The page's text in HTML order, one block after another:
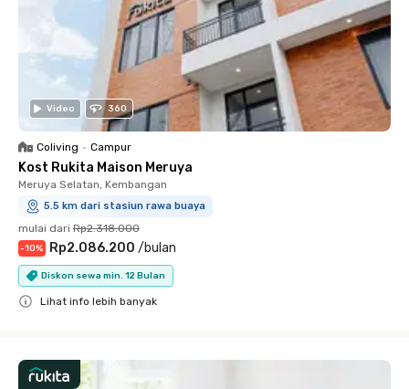
Video 360
Coliving • Campur
Kost Rukita Maison Meruya
Meruya Selatan, Kembangan
5.5 km dari stasiun rawa buaya
mulai dari Rp2.318.000
-10% Rp2.086.200 /bulan
Diskon sewa min. 12 Bulan
Lihat info lebih banyak